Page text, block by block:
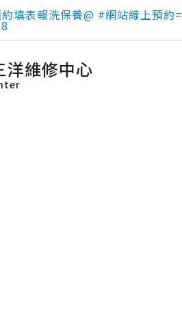
填表報洗保養@ #網站線上預約=
洋維修中心